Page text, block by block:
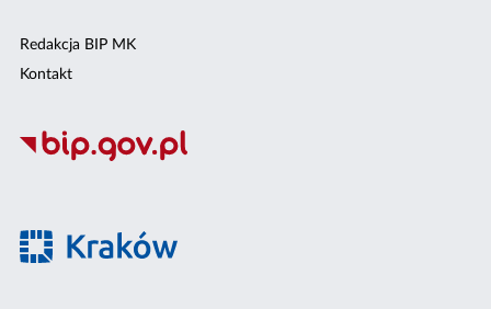
Redakcja BIP MK
Kontakt